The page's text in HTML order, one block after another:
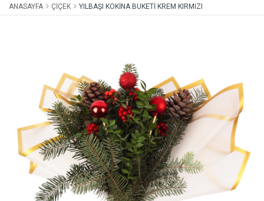
ANASAYFA ÇIÇEK YILBAŞI KOKINA BUKETI KREM KIRMIZI